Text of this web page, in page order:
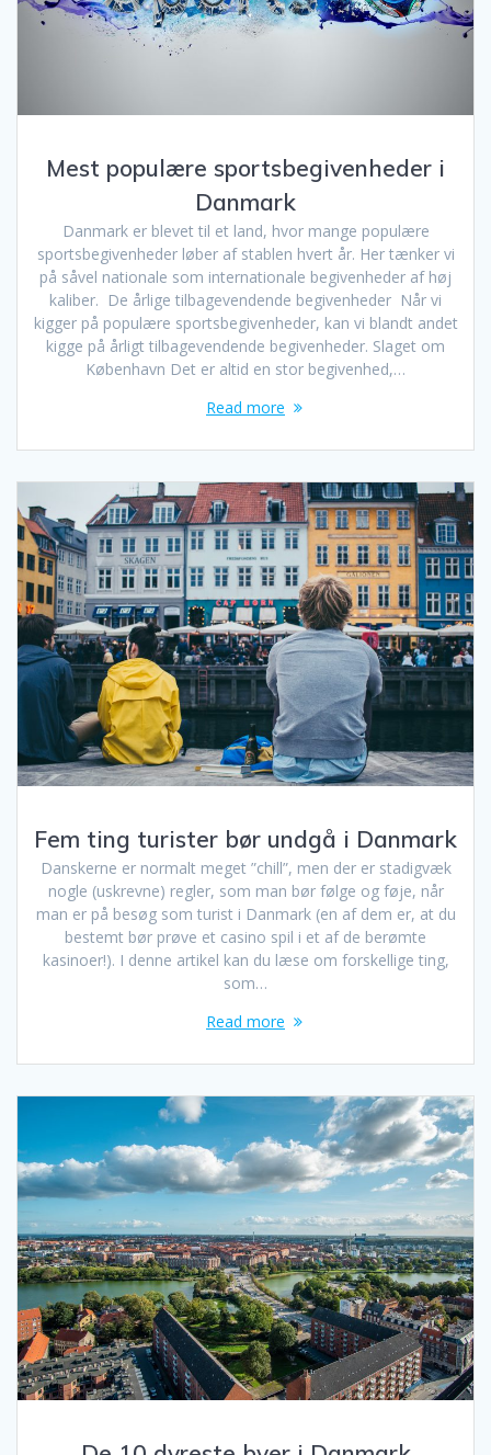
Mest populære sportsbegivenheder i
Danmark
Danmark er blevet til et land, hvor mange populære
sportsbegivenheder løber af stablen hvert år. Her tænker vi
på såvel nationale som internationale begivenheder af høj
kaliber. De årlige tilbagevendende begivenheder Når vi
kigger på populære sportsbegivenheder, kan vi blandt andet
kigge på årligt tilbagevendende begivenheder. Slaget om
København Det er altid en stor begivenhed,…
Read more
Fem ting turister bør undgå i Danmark
Danskerne er normalt meget ”chill”, men der er stadigvæk
nogle (uskrevne) regler, som man bør følge og føje, når
man er på besøg som turist i Danmark (en af dem er, at du
bestemt bør prøve et casino spil i et af de berømte
kasinoer!). I denne artikel kan du læse om forskellige ting,
som…
Read more